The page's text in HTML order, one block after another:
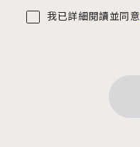
我已詳細閱讀並同意